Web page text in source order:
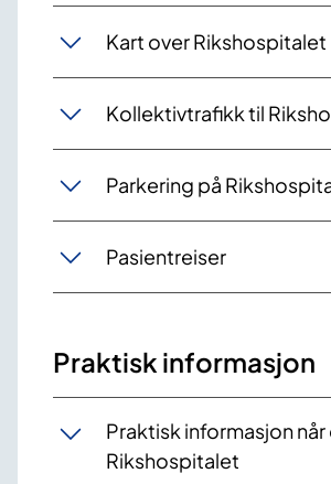
Kart over Rikshospitalet
Kollektivtrafikk til
Parkering på
Pasientreiser
Praktisk informasjon
Praktisk informasjon når
Rikshospitalet